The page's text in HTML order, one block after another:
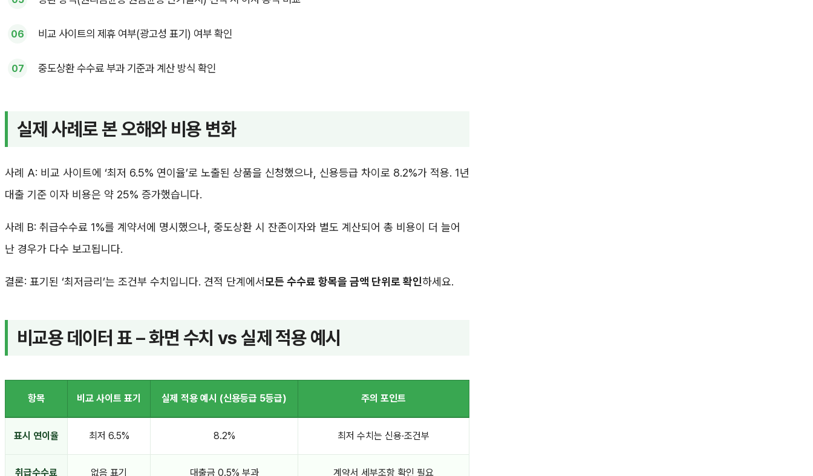
비교 사이트의 제휴 여부(광고성 표기) 여부 확인
중도상환 수수료 부과 기준과 계산 방식 확인
실제 사례로 본 오해와 비용 변화
사례 A: 비교 사이트에 ‘최저 6.5% 연이율’로 노출된 상품을 신청했으나, 신용등급 차이로 8.2%가 적용. 1년
대출 기준 이자 비용은 약 25% 증가했습니다.
사례 B: 취급수수료 1%를 계약서에 명시했으나, 중도상환 시 잔존이자와 별도 계산되어 총 비용이 더 늘어
난 경우가 다수 보고됩니다.
결론: 표기된 ‘최저금리’는 조건부 수치입니다. 견적 단계에서모든 수수료 항목을 금액 단위로 확인하세요.
비교용 데이터 표 – 화면 수치 vs 실제 적용 예시
항목 비교 사이트 표기 실제 적용 예시 (신용등급 5등급) 주의 포인트
표시 연이율 최저 6.5% 8.2% 최저 수치는 신용·조건부
취급수수료 없음 표기 대출금 0.5% 부과 계약서 세부조항 확인 필요